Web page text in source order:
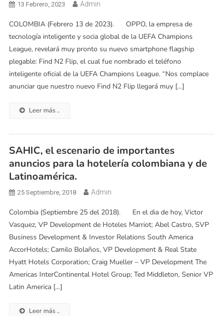
13 Febrero, 2023 Admin
COLOMBIA (Febrero 13 de 2023). OPPO, la empresa de
tecnología inteligente y socia global de la UEFA Champions
League, revelará muy pronto su nuevo smartphone flagship
plegable: Find N2 Flip, el cual fue nombrado el teléfono
inteligente oficial de la UEFA Champions League. “Nos complace
anunciar que nuestro nuevo Find N2 Flip llegará muy […]
Leer más ..
SAHIC, el escenario de importantes
anuncios para la hotelería colombiana y de
Latinoamérica.
25 Septiembre, 2018 Admin
Colombia (Septiembre 25 del 2018). En el dia de hoy, Victor
Vasquez, VP Development de Hoteles Marriot; Abel Castro, SVP
Business Development & Investor Relations South America
AccorHotels; Camilo Bolaños, VP Development & Real State
Hyatt Hotels Corporation; Craig Mueller – VP Development The
Americas InterContinental Hotel Group; Ted Middleton, Senior VP
Latin America […]
Leer más ..